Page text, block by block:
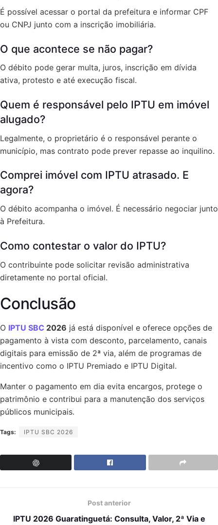
É possível acessar o portal da prefeitura e informar CPF
ou CNPJ junto com a inscrição imobiliária.
O que acontece se não pagar?
O débito pode gerar multa, juros, inscrição em dívida
ativa, protesto e até execução fiscal.
Quem é responsável pelo IPTU em imóvel
alugado?
Legalmente, o proprietário é o responsável perante o
município, mas contrato pode prever repasse ao inquilino.
Comprei imóvel com IPTU atrasado. E
agora?
O débito acompanha o imóvel. É necessário negociar junto
à Prefeitura.
Como contestar o valor do IPTU?
O contribuinte pode solicitar revisão administrativa
diretamente no portal oficial.
Conclusão
O IPTU SBC 2026 já está disponível e oferece opções de
pagamento à vista com desconto, parcelamento, canais
digitais para emissão de 2ª via, além de programas de
incentivo como o IPTU Premiado e IPTU Digital.
Manter o pagamento em dia evita encargos, protege o
patrimônio e contribui para a manutenção dos serviços
públicos municipais.
Tags: IPTU SBC 2026
Post anterior
IPTU 2026 Guaratinguetá: Consulta, Valor, 2ª Via e